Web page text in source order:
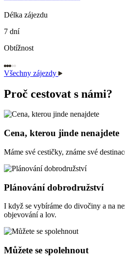
Délka zájezdu
7 dní
Obtížnost
Všechny zájezdy
Proč cestovat s námi?
Cena, kterou jinde nenajdete
Máme své cestičky, známe své
Plánování dobrodružství
I když se vybíráme do divočiny a na
objevování a lov.
Můžete se spolehnout